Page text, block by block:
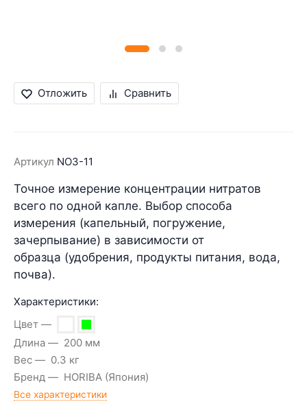
Отложить Сравнить
Артикул NO3-11
Точное измерение концентрации нитратов
всего по одной капле. Выбор способа
измерения (капельный, погружение,
зачерпывание) в зависимости от
образца (удобрения, продукты питания, вода,
почва).
Характеристики:
Цвет
Длина
200 мм
Вес
0.3 кг
Бренд
HORIBA (Япония)
Все характеристики